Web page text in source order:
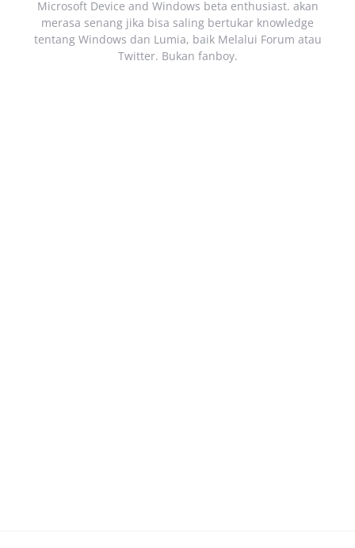
Microsoft Device and Windows beta enthusiast. akan
merasa senang jika bisa saling bertukar knowledge
tentang Windows dan Lumia, baik Melalui Forum atau
Twitter. Bukan fanboy.